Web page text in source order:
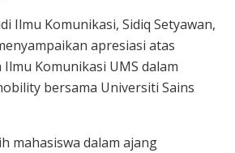
Ilmu Komunikasi, Sidiq Setyawan,
apresiasi atas
Komunikasi UMS dalam
bersama Universiti Sains
mahasiswa dalam ajang